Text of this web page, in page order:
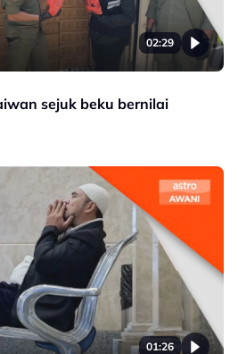
02:29
sejuk beku bernilai
01:26